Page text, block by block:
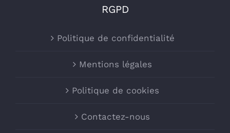
RGPD
Politique de confidentialité
Mentions légales
Politique de cookies
Contactez-nous